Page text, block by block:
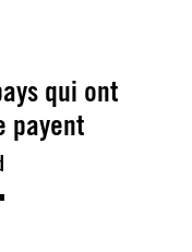
qui ont
payent